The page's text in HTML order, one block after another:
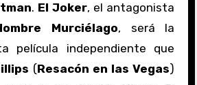
. El Joker, el antagonista
Murciélago, será la
película independiente que
(Resacón en las Vegas)